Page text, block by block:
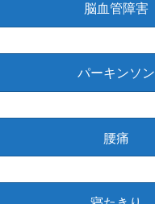
脳血管障害
パーキンソン
腰痛